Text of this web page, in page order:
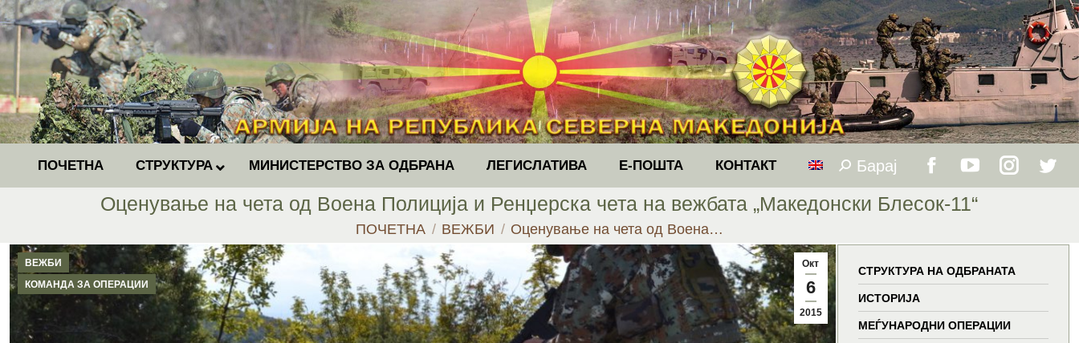
ПОЧЕТНА СТРУКТУРА МИНИСТЕРСТВО ЗА ОДБРАНА ЛЕГИСЛАТИВА Е-ПОШТА КОНТАКТ Search:
Барај
new new new
Оценување на чета од Воена Полиција и Ренџерска чета на вежбата „Македонски Блесок-11“
You are here:
ПОЧЕТНА ВЕЖБИ Оценување на чета од Воена…
Окт
6
2015
ВЕЖБИ
КОМАНДА ЗА ОПЕРАЦИИ
СТРУКТУРА НА ОДБРАНАТА
ИСТОРИЈА
МЕЃУНАРОДНИ ОПЕРАЦИИ